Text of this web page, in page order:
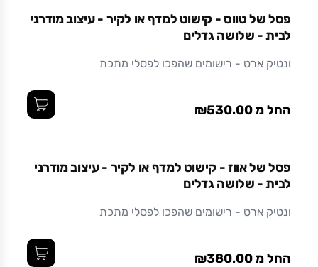
עמיד ואיכותי לאורך זמן.
פסל של טווס - קישוט למדף או לקיר - עיצוב מודרני
לבית - שלושה גדלים
ונטיק ארט - רישומים שהפכו לפסלי מתכת
החל מ ₪530.00
פסל של אווז - קישוט למדף או לקיר - עיצוב מודרני
לבית - שלושה גדלים
ונטיק ארט - רישומים שהפכו לפסלי מתכת
החל מ ₪380.00